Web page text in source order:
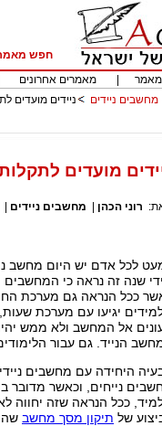
חפש
מאמר מאמרים אחרונים
מחשבים ניידים ניידים מועדים
מועדים
רוני הכהן מחשבים ניידים
לכל אדם יש היום מחשב
שנה זה נראה כי
ככל הנראה גם מערכת
יגיעו עם מערכת
אל המחשב ולא ממש
הנייד. גם עבור
היחידה עם מחשבים
נייחים, וכאשר מדובר
ככל הנראה שזה יחווה
של תיקון מסך מחשב